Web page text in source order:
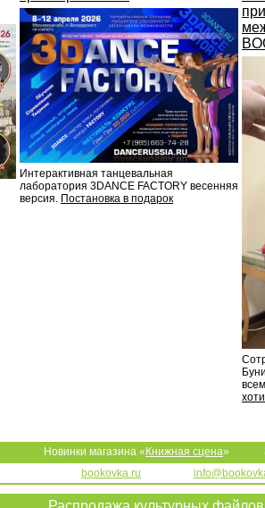
Интерактивная танцевальная
лаборатория 3DANCE FACTORY весенняя
версия. Постановка в подарок
Новинки магазина « Книжная сцена»
bookovka.ru